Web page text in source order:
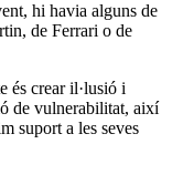
hi havia alguns de
de Ferrari o de
és crear il·lusió i
de vulnerabilitat, així
suport a les seves